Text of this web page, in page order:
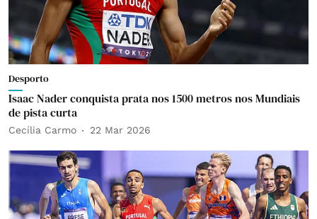
Desporto
Isaac Nader conquista prata nos 1500 metros nos Mundiais
de pista curta
Cecília Carmo 22 Mar 2026